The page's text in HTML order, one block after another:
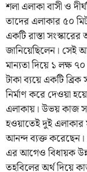
শলা এলাকা বাসী ও
তাদের এলাকার ৫০
একটি রাস্তা সংস্কারের
জানিয়েছিলেন। সেই
মান্যতা দিয়ে ১ লক্ষ
টাকা ব্যয়ে একটি ব্রিক
নির্মাণ করে দেওয়া
এলাকায়। উভয় কাজ
হওয়াতেই দুই এলাকার
আনন্দ ব্যক্ত
এর আগেও বিধায়ক
তহবিলের অর্থ দিয়ে